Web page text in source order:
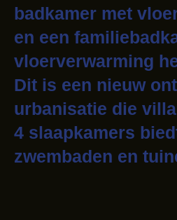
badkamer met
en een
vloerverwarming
Dit is een nieuw
urbanisatie die
4 slaapkamers
zwembaden en